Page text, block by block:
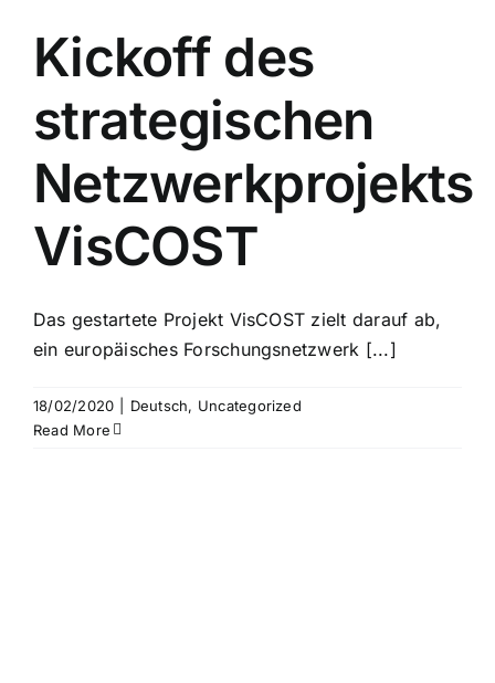
Kickoff des
strategischen
Netzwerkprojekts
VisCOST
Das gestartete Projekt VisCOST zielt darauf ab,
ein europäisches Forschungsnetzwerk [...]
18/02/2020 Deutsch, Uncategorized
Read More